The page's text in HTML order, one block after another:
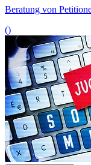
Beratung von
()